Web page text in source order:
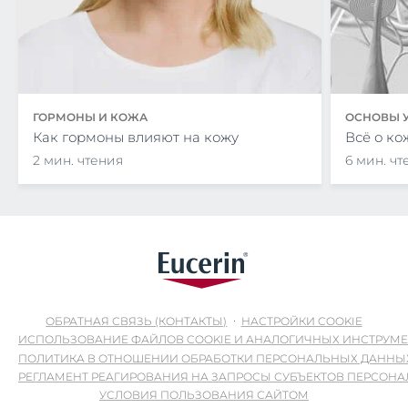
ГОРМОНЫ И КОЖА
Как гормоны влияют на кожу
2 мин. чтения
ОСНОВЫ
Всё о
6 мин.
ОБРАТНАЯ СВЯЗЬ (КОНТАКТЫ)
НАСТРОЙКИ COOKIE
ИСПОЛЬЗОВАНИЕ ФАЙЛОВ COOKIE И АНАЛОГИЧНЫХ
ПОЛИТИКА В ОТНОШЕНИИ ОБРАБОТКИ ПЕРСОНАЛЬНЫХ
РЕГЛАМЕНТ РЕАГИРОВАНИЯ НА ЗАПРОСЫ СУБЪЕКТОВ
УСЛОВИЯ ПОЛЬЗОВАНИЯ САЙТОМ